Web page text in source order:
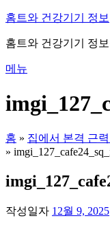
내
으
바
가
홈트와 건강기기 정보
홈트와 건강기기 정
메뉴
홈 » 집에서 본격 근
»
작성일자 12월 9, 2025